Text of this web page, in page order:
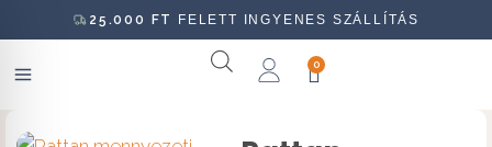
25.000 FT FELETT INGYENES SZÁLLÍTÁS
0